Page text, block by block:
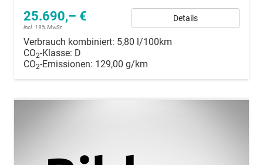
25.690,– €
incl. 19% MwSt.
Details
Verbrauch kombiniert: 5,80 l/100km
CO2-Klasse: D
CO2-Emissionen: 129,00 g/km